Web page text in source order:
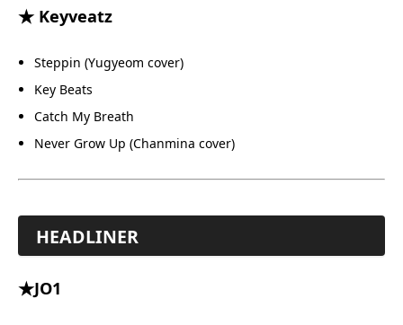
★ Keyveatz
Steppin (Yugyeom cover)
Key Beats
Catch My Breath
Never Grow Up (Chanmina cover)
HEADLINER
★JO1